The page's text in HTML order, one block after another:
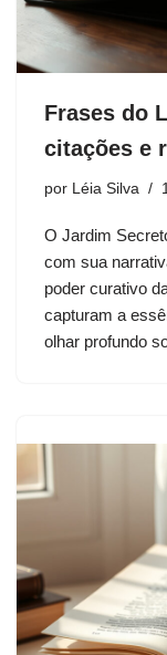
Frases do
citações e
por Léia Silva
O Jardim
com sua
poder curativo
capturam a
olhar profundo